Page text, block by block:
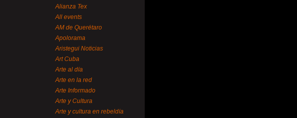
Alianza Tex
All events
AM de Querétaro
Apolorama
Aristegui Noticias
Art Cuba
Arte al día
Arte en la red
Arte Informado
Arte y Cultura
Arte y cultura en rebeldía